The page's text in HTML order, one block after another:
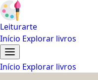
Leiturarte
Início Explorar livros
Início Explorar livros